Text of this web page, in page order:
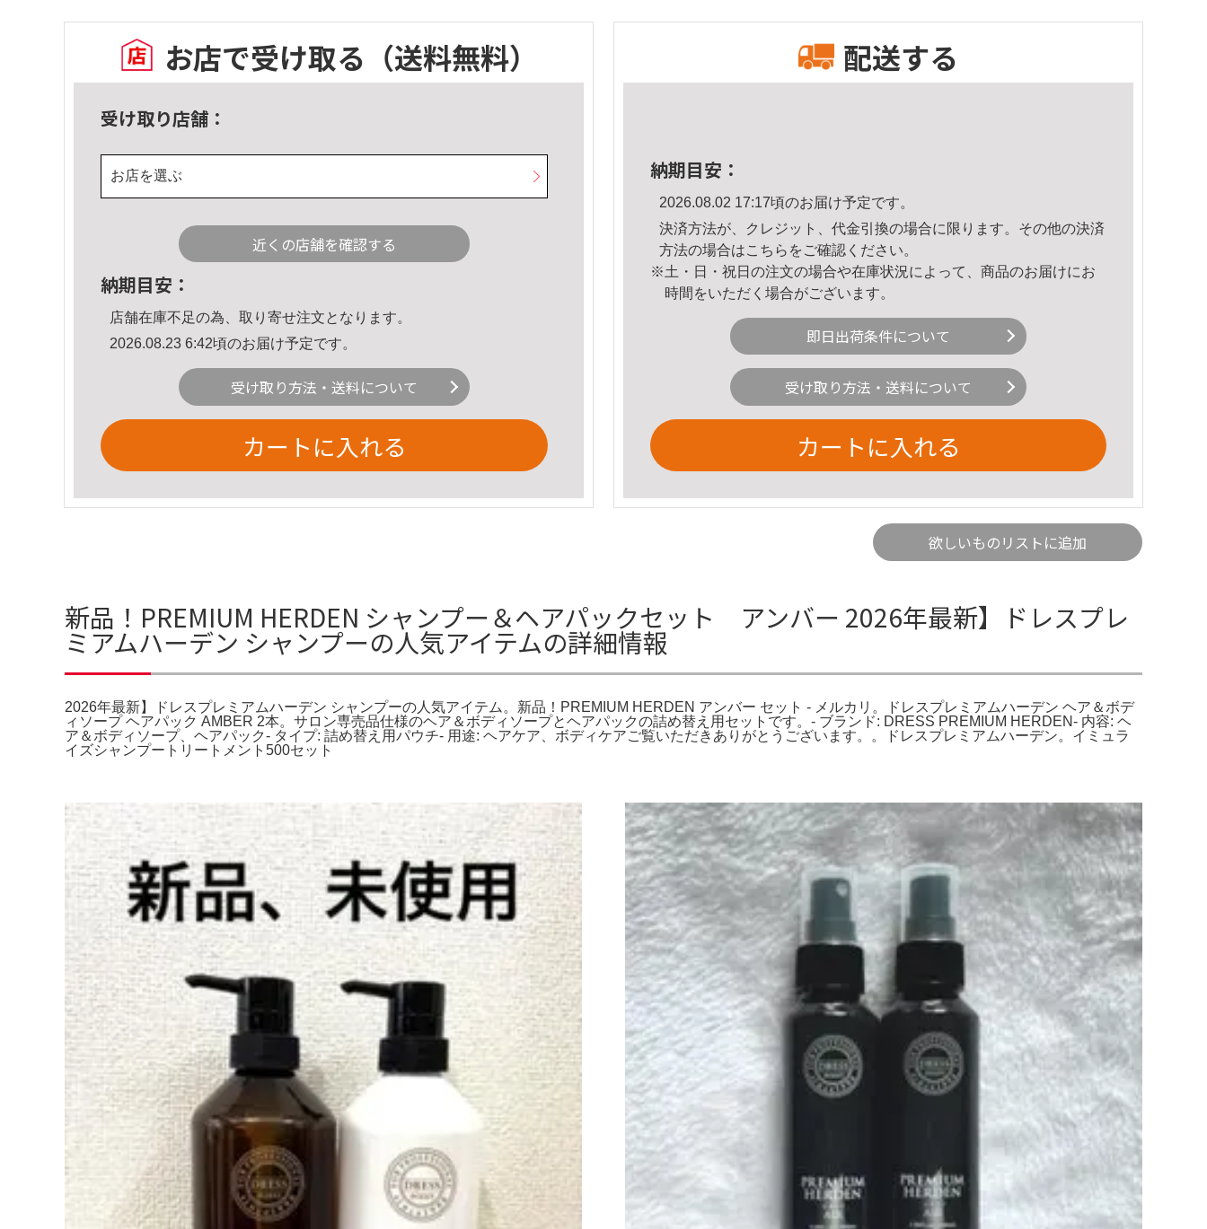
お店で受け取る （送料無料）
受け取り店舗：
お店を選ぶ
近くの店舗を確認する
納期目安：
店舗在庫不足の為、取り寄せ注文となります。
2026.08.23 6:42頃のお届け予定です。
受け取り方法・送料について
カートに入れる
配送する
納期目安：
2026.08.02 17:17頃のお届け予定です。
決済方法が、クレジット、代金引換の場合に限ります。その他の決済
方法の場合はこちら をご確認ください。
※土・日・祝日の注文の場合や在庫状況によって、商品のお届けにお
時間をいただく場合がございます。
即日出荷条件について
受け取り方法・送料について
カートに入れる
欲しいものリストに追加
新品！PREMIUM HERDEN シャンプー＆ヘアパックセット アンバー 2026年最新】ドレスプレ
ミアムハーデン シャンプーの人気アイテムの詳細情報
2026年最新】ドレスプレミアムハーデン シャンプーの人気アイテム。新品！PREMIUM HERDEN アンバー セット - メルカリ。ドレスプレミアムハーデン ヘア＆ボデ
ィソープ ヘアパック AMBER 2本。サロン専売品仕様のヘア＆ボディソープとヘアパックの詰め替え用セットです。- ブランド: DRESS PREMIUM HERDEN- 内容: ヘ
ア＆ボディソープ、ヘアパック- タイプ: 詰め替え用パウチ- 用途: ヘアケア、ボディケアご覧いただきありがとうございます。。ドレスプレミアムハーデン。イミュラ
イズシャンプートリートメント500セット